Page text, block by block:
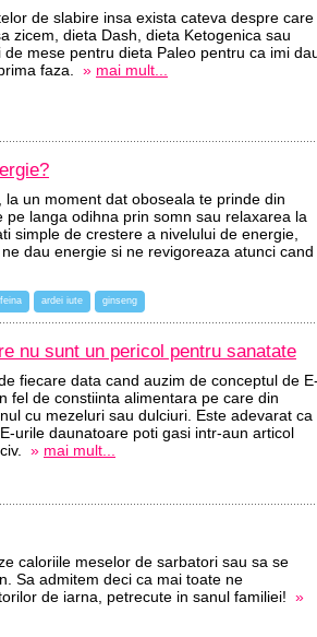
de slabire insa exista cateva despre care
zicem, dieta Dash, dieta Ketogenica sau
mese pentru dieta Paleo pentru ca imi
faza. » mai mult...
un moment dat oboseala te prinde din
langa odihna prin somn sau relaxarea la
simple de crestere a nivelului de energie,
dau energie si ne revigoreaza atunci cand
ardei iute ginseng
nu sunt un pericol pentru sanatate
fiecare data cand auzim de conceptul de
fel de constiinta alimentara pe care din
cu mezeluri sau dulciuri. Este adevarat ca
urile daunatoare poti gasi intr-aun articol
» mai mult...
caloriile meselor de sarbatori sau sa se
Sa admitem deci ca mai toate ne
de iarna, petrecute in sanul familiei! »